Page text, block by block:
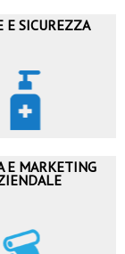
E SICUREZZA
E MARKETING